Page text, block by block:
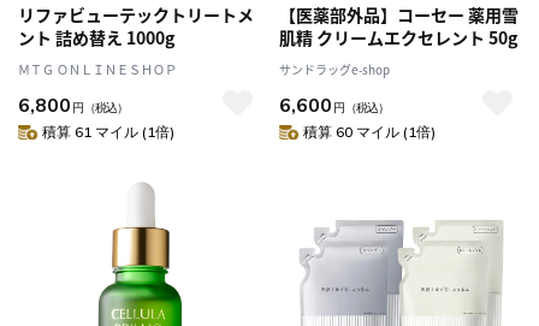
リファビューテックトリートメ
ント 詰め替え 1000g
ＭＴＧ ＯＮＬＩＮＥＳＨＯＰ
6,800 円 （税込）
積算 61 マイル (1倍)
【医薬部外品】コーセー 薬用雪
肌精 クリームエクセレント 50g
サンドラッグe-shop
6,600 円 （税込）
積算 60 マイル (1倍)